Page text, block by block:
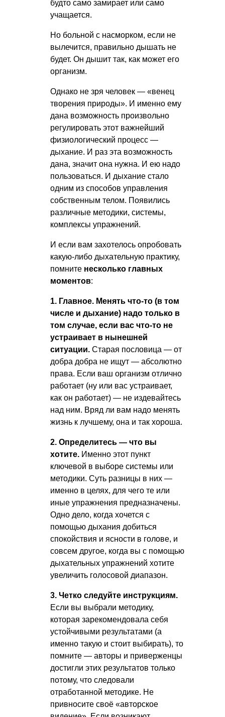
будто само замирает или само
учащается.
Но больной с насморком, если не
вылечится, правильно дышать не
будет. Он дышит так, как может его
организм.
Однако не зря человек — «венец
творения природы». И именно ему
дана возможность произвольно
регулировать этот важнейший
физиологический процесс —
дыхание. И раз эта возможность
дана, значит она нужна. И ею надо
пользоваться. И дыхание стало
одним из способов управления
собственным телом. Появились
различные методики, системы,
комплексы упражнений.
И если вам захотелось опробовать
какую-либо дыхательную практику,
помните несколько главных
моментов:
1. Главное. Менять что-то (в том
числе и дыхание) надо только в
том случае, если вас что-то не
устраивает в нынешней
ситуации. Старая пословица — от
добра добра не ищут — абсолютно
права. Если ваш организм отлично
работает (ну или вас устраивает,
как он работает) — не издевайтесь
над ним. Вряд ли вам надо менять
жизнь к лучшему, она и так хороша.
2. Определитесь — что вы
хотите. Именно этот пункт
ключевой в выборе системы или
методики. Суть разницы в них —
именно в целях, для чего те или
иные упражнения предназначены.
Одно дело, когда хочется с
помощью дыхания добиться
спокойствия и ясности в голове, и
совсем другое, когда вы с помощью
дыхательных упражнений хотите
увеличить голосовой диапазон.
3. Четко следуйте инструкциям.
Если вы выбрали методику,
которая зарекомендовала себя
устойчивыми результатами (а
именно такую и стоит выбирать), то
помните — авторы и приверженцы
достигли этих результатов только
потому, что следовали
отработанной методике. Не
привносите своё «авторское